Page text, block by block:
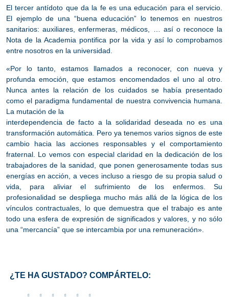
El tercer antídoto que da la fe es unaeducación para el servicio
El ejemplo de una “buena educación” lo tenemos en nuestros
sanitarios: auxiliares, enfermeras, médicos, … así o reconoce la
Nota de la Academia pontifica por la vida y así lo comprobamos
entre nosotros en la universidad.
«Por lo tanto, estamos llamados a reconocer, con nueva y
profunda emoción, que estamos encomendados el uno al otro.
Nunca antes la relación de los cuidados se había presentado
como el paradigma fundamental de nuestra convivencia humana.
La mutación de la
interdependencia de facto a la solidaridad deseada no es una
transformación automática. Pero ya tenemos varios signos de este
cambio hacia las acciones responsables y el comportamiento
fraternal. Lo vemos con especial claridad en la dedicación de los
trabajadores de la sanidad, que ponen generosamente todas sus
energías en acción, a veces incluso a riesgo de su propia salud o
vida, para aliviar el sufrimiento de los enfermos.Su
profesionalidad se despliega mucho más allá de la lógica de los
vínculos contractuales, lo que demuestra que el trabajo es ante
todo una esfera de expresión de significados y valores , y no sólo
una “mercancía” que se intercambia por una remuneración».
¿TE HA GUSTADO? COMPÁRTELO: